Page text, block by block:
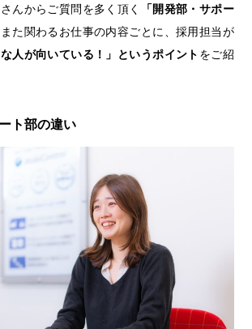
んからご質問を多く頂く
「開発部・サポー
た関わるお仕事の内容ごとに、採用担当が
な人が向いている！」というポイント をご紹
ト部の違い